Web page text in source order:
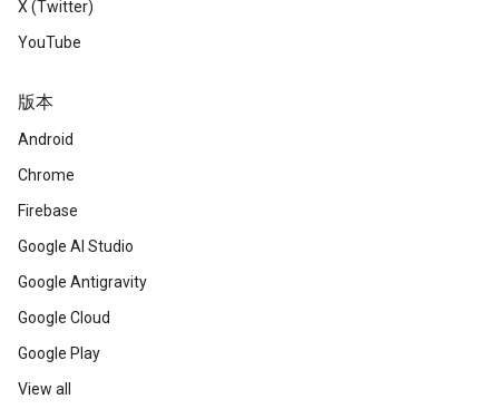
X (Twitter)
YouTube
版本
Android
Chrome
Firebase
Google AI Studio
Google Antigravity
Google Cloud
Google Play
View all